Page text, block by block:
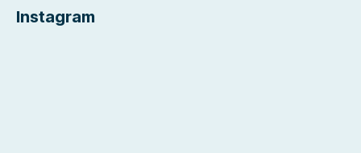
Instagram